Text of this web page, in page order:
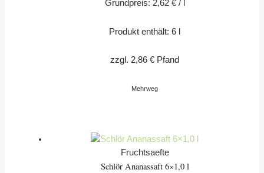
Grundpreis: 2,62 €/
Produkt enthält: 6
zzgl.2,86€ Pfand
Mehrweg
Fruchtsaefte
Schlör Ananassaft 6×1,0 l